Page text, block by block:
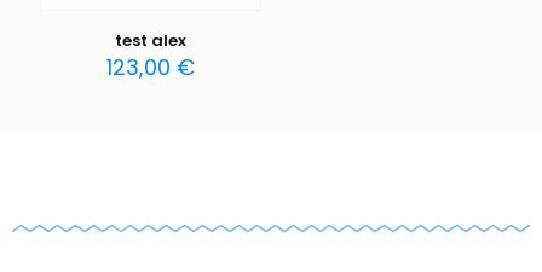
test alex
123,00 €